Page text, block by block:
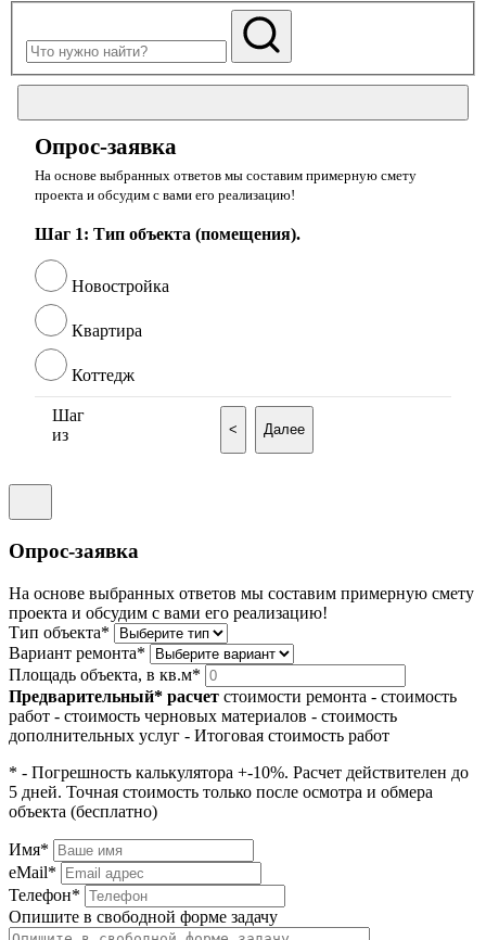
Опрос-заявка
На основе выбранных ответов мы составим примерную смету
проекта и обсудим с вами его реализацию!
Шаг 1: Тип объекта (помещения).
Новостройка
Квартира
Коттедж
Шаг
из
< Далее
Опрос-заявка
На основе выбранных ответов мы составим примерную смету
проекта и обсудим с вами его реализацию!
Тип объекта*
Вариант ремонта*
Площадь объекта, в кв.м*
Предварительный* расчет стоимости ремонта - стоимость
работ - стоимость черновых материалов - стоимость
дополнительных услуг - Итоговая стоимость работ
* - Погрешность калькулятора +-10%. Расчет действителен до
5 дней. Точная стоимость только после осмотра и обмера
объекта (бесплатно)
Имя*
eMail*
Телефон*
Опишите в свободной форме задачу